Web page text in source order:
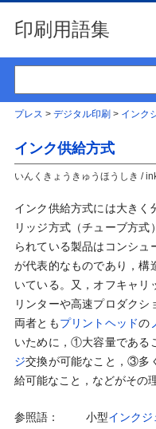
印刷用語集
プレス > デジタル印刷 > インク
インク供給方式
いんくきょうきゅうほうしき /
インク供給方式には大きく
リッジ方式（チューブ方
られている製品はコンシュ
が代表的なものであり，構
いている。又，オフキャリ
リンターや高速プロダクシ
両者ともプリントヘッドの
いために，①大容量である
ジ交換が可能なこと，③多
給可能なこと，などがその
参照語： 小型インクジ